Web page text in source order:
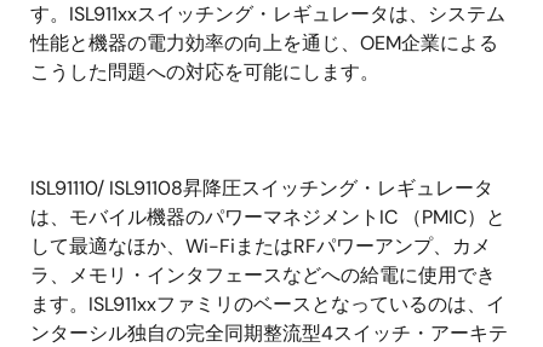
す。ISL911xxスイッチング・レギュレータは、システム
性能と機器の電力効率の向上を通じ、OEM企業による
こうした問題への対応を可能にします。
ISL91110/ ISL91108昇降圧スイッチング・レギュレータ
は、モバイル機器のパワーマネジメントIC （PMIC）と
して最適なほか、Wi-FiまたはRFパワーアンプ、カメ
ラ、メモリ・インタフェースなどへの給電に使用でき
ます。ISL911xxファミリのベースとなっているのは、イ
ンターシル独自の完全同期整流型4スイッチ・アーキテ